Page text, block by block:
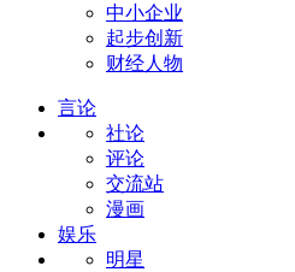
中小企业
起步创新
财经人物
言论
社论
评论
交流站
漫画
娱乐
明星